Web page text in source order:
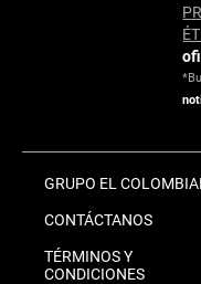
GRUPO EL
CONTÁCTANOS
TÉRMINOS Y
CONDICIONES